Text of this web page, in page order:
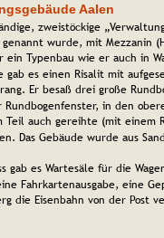
Aalen
zweistöckige
wurde, mit Mezzanin
ein Typenbau wie er auch in
gab es einen Risalit mit
Er besaß drei große
in den
Teil auch gereihte (mit einem
Das Gebäude wurde aus
gab es Wartesäle für die
Fahrkartenausgabe, eine
die Eisenbahn von der Post